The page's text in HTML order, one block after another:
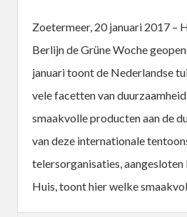
Zoetermeer, 20 januari 2017 –
Berlijn de Grüne Woche
januari toont de Nederlandse
vele facetten van
smaakvolle producten aan de
van deze internationale
telersorganisaties,
Huis, toont hier welke